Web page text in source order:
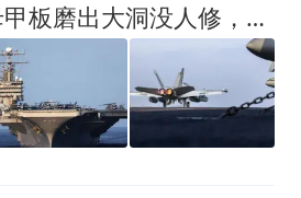
离谱！美国航母甲板磨出大洞没人修，水兵连牙膏肥皂都买不到